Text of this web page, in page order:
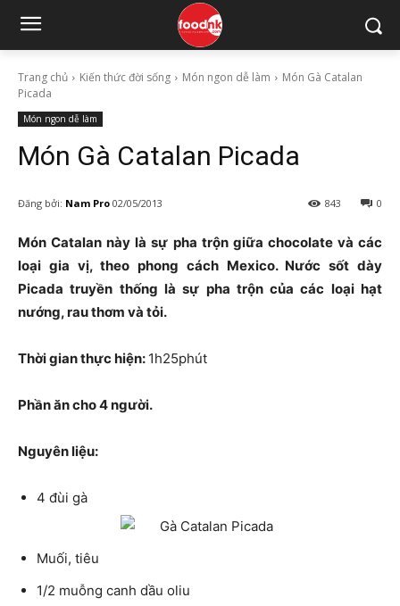
Trang chủ Kiến thức đời sống Món ngon dễ làm
Món Gà Catalan
Picada
Món ngon dễ làm
Món Gà Catalan Picada
Đăng bởi: Nam Pro 02/05/2013 0
843
Món Catalan này là sự pha trộn giữa chocolate và các
loại gia vị, theo phong cách Mexico. Nước sốt dày
Picada truyền thống là sự pha trộn của các loại hạt
nướng, rau thơm và tỏi.
Thời gian thực hiện: 1h25phút
Phần ăn cho 4 người.
Nguyên liệu:
4 đùi gà
Muối, tiêu
1/2 muỗng canh dầu oliu